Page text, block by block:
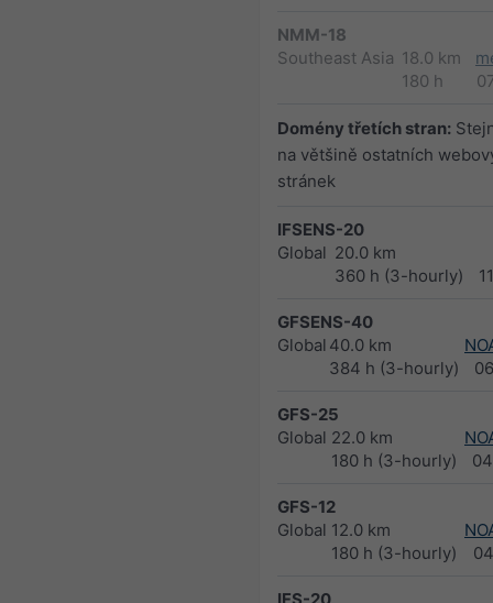
NMM-18
Southeast Asia 18.0 km
180 h
Domény třetích stran:
na většině ostatních
stránek
IFSENS-20
Global 20.0 km
360 h (3-hourly)
GFSENS-40
Global 40.0 km
384 h (3-hourly)
GFS-25
Global 22.0 km
180 h (3-hourly)
GFS-12
Global 12.0 km
180 h (3-hourly)